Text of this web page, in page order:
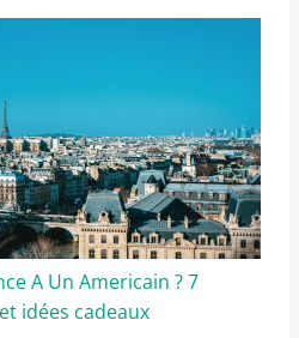
A Un Americain ? 7
idées cadeaux